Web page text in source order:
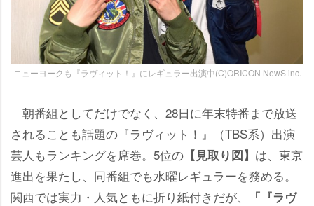
ニューヨークも『ラヴィット！』にレギュラー出演中(C)ORICON NewS inc.
朝番組としてだけでなく、28日に年末特番まで放送
されることも話題の『ラヴィット！』（TBS系）出演
芸人もランキングを席巻。5位の 【見取り図】 は、東京
進出を果たし、同番組でも水曜レギュラーを務める。
関西では実力・人気ともに折り紙付きだが、
「『ラヴ